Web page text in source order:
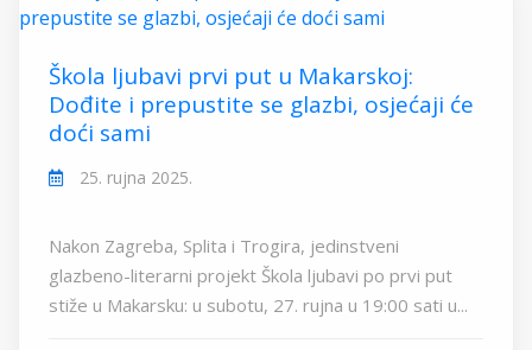
Škola ljubavi prvi put u Makarskoj:
Dođite i prepustite se glazbi, osjećaji će
doći sami
25. rujna 2025.
Nakon Zagreba, Splita i Trogira, jedinstveni
glazbeno-literarni projekt Škola ljubavi po prvi put
stiže u Makarsku: u subotu, 27. rujna u 19:00 sati u...